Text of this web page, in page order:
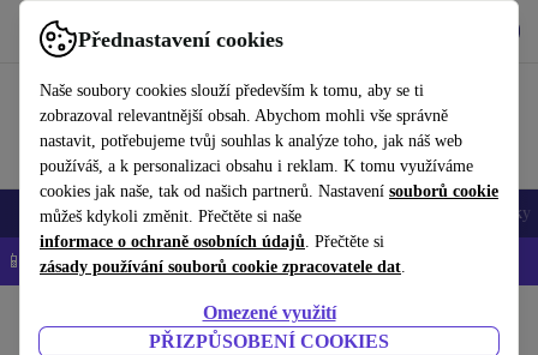
Přednastavení cookies
Naše soubory cookies slouží především k tomu, aby se ti
zobrazoval relevantnější obsah. Abychom mohli vše správně
nastavit, potřebujeme tvůj souhlas k analýze toho, jak náš web
používáš, a k personalizaci obsahu i reklam. K tomu využíváme
cookies jak naše, tak od našich partnerů. Nastavení souborů cookie
můžeš kdykoli změnit. Přečtěte si naše
informace o ochraně osobních údajů. Přečtěte si
zásady používání souborů cookie zpracovatele dat.
Omezené využití
PŘIZPŮSOBENÍ COOKIES
Používejte refurbed rychle a snadno
Mobily a smartphony Notebooky Tablety Doplňky
📱 -5 % NAVÍC na všechny iPhony – kód: IPHONEDEAL-
Domácnost Úprava vzduchu a sezónní spotřebiče